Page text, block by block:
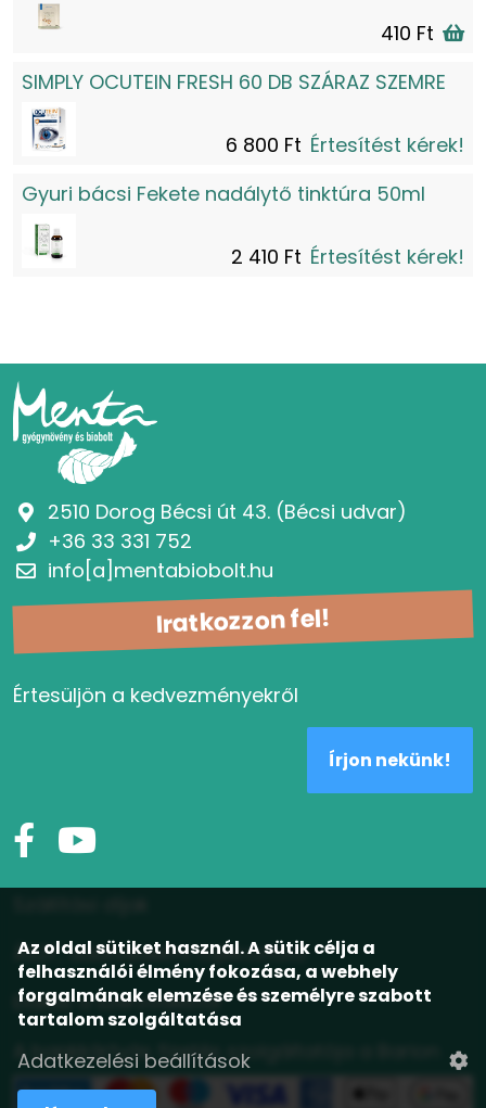
410 Ft
SIMPLY OCUTEIN FRESH 60 DB SZÁRAZ SZEMRE
6 800 Ft Értesítést kérek!
Gyuri bácsi Fekete nadálytő tinktúra 50ml
2 410 Ft Értesítést kérek!
ÁSZF, adatvédelmi tájékoztató
Elállás a szerződéstől
A bankkártyás fizetés szolgáltatója a Barion
Iratkozzon fel!
Értesüljön a kedvezményekről
Írjon nekünk!
2510 Dorog Bécsi út 43. (Bécsi udvar)
+36 33 331 752
info[a]mentabiobolt.hu
Az oldal sütiket használ. A sütik célja a
felhasználói élmény fokozása, a webhely
forgalmának elemzése és személyre szabott
tartalom szolgáltatása
Adatkezelési beállítások